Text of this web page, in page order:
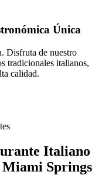
Única
Disfruta de nuestro
tradicionales italianos,
calidad.
Italiano
Springs